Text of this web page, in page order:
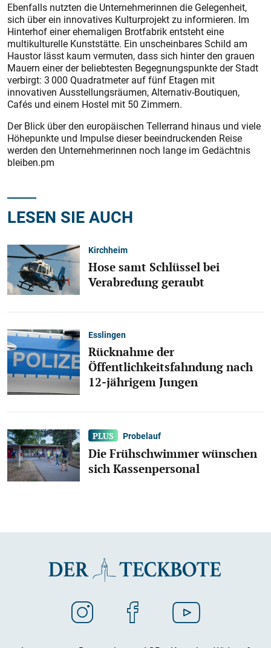
Ebenfalls nutzten die Unternehmerinnen die Gelegenheit,
sich über ein innovatives Kulturprojekt zu informieren. Im
Hinterhof einer ehemaligen Brotfabrik entsteht eine
multikulturelle Kunststätte. Ein unscheinbares Schild am
Haustor lässt kaum vermuten, dass sich hinter den grauen
Mauern einer der beliebtesten Begegnungspunkte der Stadt
verbirgt: 3 000 Quadratmeter auf fünf Etagen mit
innovativen Ausstellungsräumen, Alternativ-Boutiquen,
Cafés und einem Hostel mit 50 Zimmern.
Der Blick über den europäischen Tellerrand hinaus und viele
Höhepunkte und Impulse dieser beeindruckenden Reise
werden den Unternehmerinnen noch lange im Gedächtnis
bleiben.pm
LESEN SIE AUCH
Kirchheim
Hose samt Schlüssel bei
Verabredung geraubt
Esslingen
Rücknahme der
Öffentlichkeitsfahndung nach
12-jährigem Jungen
Probelauf
Die Frühschwimmer wünschen
sich Kassenpersonal